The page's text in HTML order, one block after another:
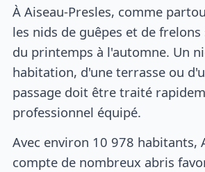
À Aiseau-Presles, comme
les nids de guêpes et de
du printemps à l'automne. Un
habitation, d'une terrasse ou
passage doit être traité
professionnel équipé.
Avec environ 10 978 habitants,
compte de nombreux abris